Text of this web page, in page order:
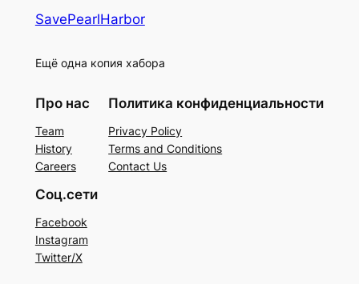
SavePearlHarbor
Ещё одна копия хабора
Про нас
Team
History
Careers
Политика конфиденциальности
Privacy Policy
Terms and Conditions
Contact Us
Соц.сети
Facebook
Instagram
Twitter/X